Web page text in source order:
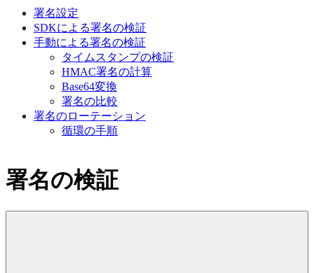
署名設定
SDKによる署名の検証
手動による署名の検証
タイムスタンプの検証
HMAC署名の計算
Base64変換
署名の比較
署名のローテーション
循環の手順
署名の検証